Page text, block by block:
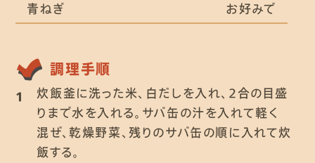
青ねぎ
お好みで
調理手順
1
炊飯釜に洗った米、白だしを入れ、２合の目盛
りまで水を入れる。サバ缶の汁を入れて軽く
混ぜ、乾燥野菜、残りのサバ缶の順に入れて炊
飯する。